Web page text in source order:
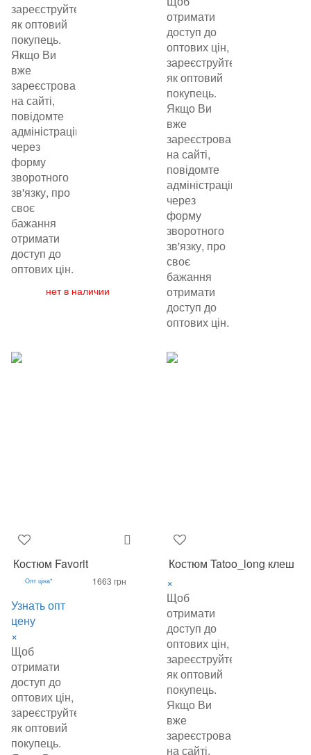
зареєструйтеся
як оптовий
покупець.
Якщо Ви
вже
зареєстровані
на сайті,
повідомте
адміністрацію
через
форму
зворотного
зв'язку, про
своє
бажання
отримати
доступ до
оптових цін.
нет в наличии
отримати
доступ до
оптових цін,
зареєструйтеся
як оптовий
покупець.
Якщо Ви
вже
зареєстровані
на сайті,
повідомте
адміністрацію
через
форму
зворотного
зв'язку, про
своє
бажання
отримати
доступ до
оптових цін.
Костюм Favorit
Опт ціна*
Узнать опт
цену
×
Щоб
отримати
доступ до
оптових цін,
зареєструйтеся
як оптовий
покупець.
1663 грн
Костюм Tatoo_long клеш
×
Щоб
отримати
доступ до
оптових цін,
зареєструйтеся
як оптовий
покупець.
Якщо Ви
вже
зареєстровані
на сайті,